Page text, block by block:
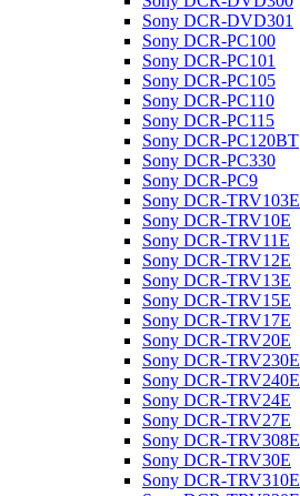
Sony DCR-DVD301
Sony DCR-PC100
Sony DCR-PC101
Sony DCR-PC105
Sony DCR-PC110
Sony DCR-PC115
Sony DCR-PC120BT
Sony DCR-PC330
Sony DCR-PC9
Sony DCR-TRV103E
Sony DCR-TRV10E
Sony DCR-TRV11E
Sony DCR-TRV12E
Sony DCR-TRV13E
Sony DCR-TRV15E
Sony DCR-TRV17E
Sony DCR-TRV20E
Sony DCR-TRV230E
Sony DCR-TRV240E
Sony DCR-TRV24E
Sony DCR-TRV27E
Sony DCR-TRV308E
Sony DCR-TRV30E
Sony DCR-TRV310E